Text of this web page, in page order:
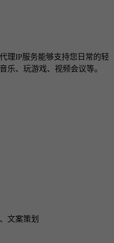
理IP服务能够支持您日常的轻
乐、玩游戏、视频会议等。
文案策划